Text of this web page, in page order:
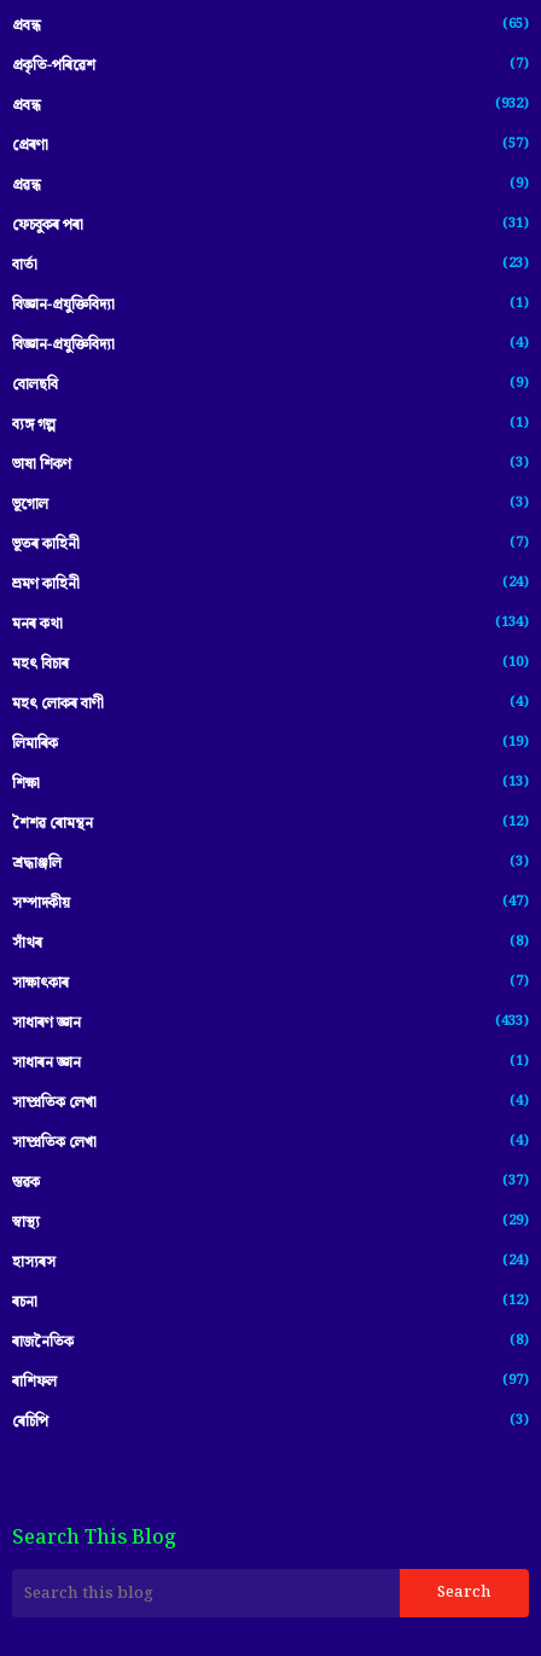
প্রবন্ধ (65)
প্ৰকৃতি-পৰিৱেশ (7)
প্ৰবন্ধ (932)
প্ৰেৰণা (57)
প্ৰৱন্ধ (9)
ফেচবুকৰ পৰা (31)
বাৰ্তা (23)
বিজ্ঞান-প্রযুক্তিবিদ্যা (1)
বিজ্ঞান-প্ৰযুক্তিবিদ্যা (4)
বোলছবি (9)
ব্যঙ্গ গল্প (1)
ভাষা শিকণ (3)
ভূগোল (3)
ভূতৰ কাহিনী (7)
ভ্ৰমণ কাহিনী (24)
মনৰ কথা (134)
মহৎ বিচাৰ (10)
মহৎ লোকৰ বাণী (4)
লিমাৰিক (19)
শিক্ষা (13)
শৈশৱ ৰোমন্থন (12)
শ্ৰদ্ধাঞ্জলি (3)
সম্পাদকীয় (47)
সাঁথৰ (8)
সাক্ষাৎকাৰ (7)
সাধাৰণ জ্ঞান (433)
সাধাৰন জ্ঞান (1)
সাম্প্রতিক লেখা (4)
সাম্প্ৰতিক লেখা (4)
স্তৱক (37)
স্বাস্থ্য (29)
হাস্যৰস (24)
ৰচনা (12)
ৰাজনৈতিক (8)
ৰাশিফল (97)
ৰেচিপি (3)
Search This Blog